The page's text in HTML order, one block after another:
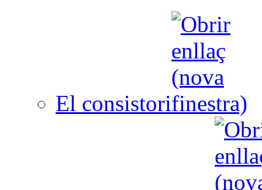
El consistori